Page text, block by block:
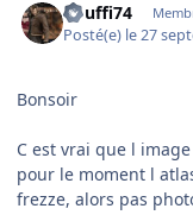
bouffi74
Posté(e) le 27
Bonsoir
C est vrai que l
pour le moment l
frezze, alors pas